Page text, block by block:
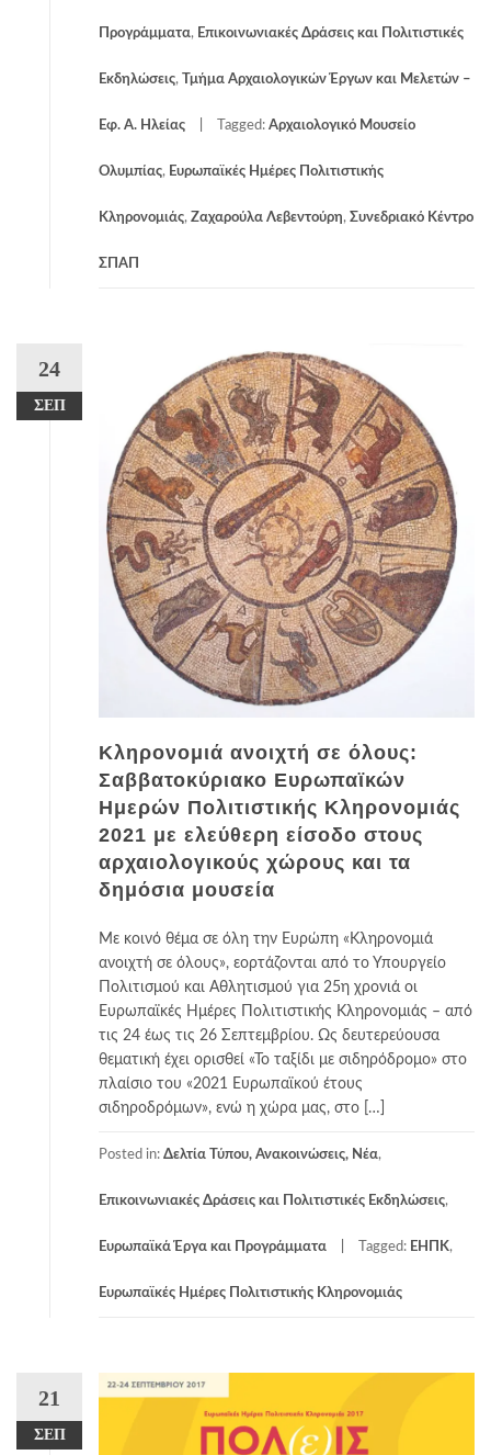
Προγράμματα, Επικοινωνιακές Δράσεις και Πολιτιστικές
Εκδηλώσεις, Τμήμα Αρχαιολογικών Έργων και Μελετών –
Εφ. Α. Ηλείας Tagged: Αρχαιολογικό Μουσείο
Ολυμπίας, Ευρωπαϊκές Ημέρες Πολιτιστικής
Κληρονομιάς, Ζαχαρούλα Λεβεντούρη, Συνεδριακό Κέντρο
ΣΠΑΠ
24
ΣΕΠ
Κληρονομιά ανοιχτή σε όλους:
Σαββατοκύριακο Ευρωπαϊκών
Ημερών Πολιτιστικής Κληρονομιάς
2021 με ελεύθερη είσοδο στους
αρχαιολογικούς χώρους και τα
δημόσια μουσεία
Με κοινό θέμα σε όλη την Ευρώπη «Κληρονομιά
ανοιχτή σε όλους», εορτάζονται από το Υπουργείο
Πολιτισμού και Αθλητισμού για 25η χρονιά οι
Ευρωπαϊκές Ημέρες Πολιτιστικής Κληρονομιάς – από
τις 24 έως τις 26 Σεπτεμβρίου. Ως δευτερεύουσα
θεματική έχει ορισθεί «Το ταξίδι με σιδηρόδρομο» στο
πλαίσιο του «2021 Ευρωπαϊκού έτους
σιδηροδρόμων», ενώ η χώρα μας, στο […]
Posted in: Δελτία Τύπου, Ανακοινώσεις, Νέα,
Επικοινωνιακές Δράσεις και Πολιτιστικές Εκδηλώσεις,
Ευρωπαϊκά Έργα και Προγράμματα Tagged: ΕΗΠΚ,
Ευρωπαϊκές Ημέρες Πολιτιστικής Κληρονομιάς
21
ΣΕΠ